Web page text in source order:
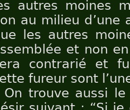
autres moines
au milieu d’une
les autres
et non
contrarié et
fureur sont
On trouve aussi